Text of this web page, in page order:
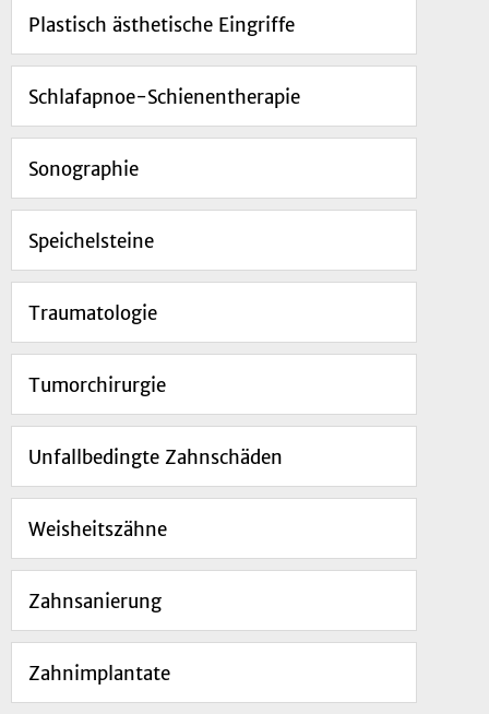
Plastisch ästhetische Eingriffe
Schlafapnoe-Schienentherapie
Sonographie
Speichelsteine
Traumatologie
Tumorchirurgie
Unfallbedingte Zahnschäden
Weisheitszähne
Zahnsanierung
Zahnimplantate